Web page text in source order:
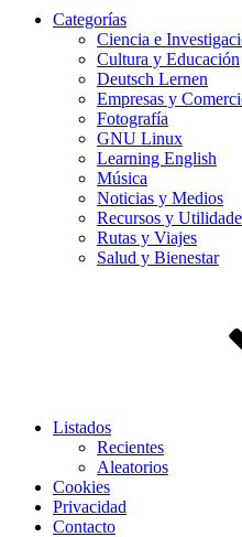
Categorías
Ciencia e
Cultura y Educación
Deutsch Lernen
Empresas y
Fotografía
GNU Linux
Learning English
Música
Noticias y Medios
Recursos y
Rutas y Viajes
Salud y Bienestar
Listados
Recientes
Aleatorios
Cookies
Privacidad
Contacto